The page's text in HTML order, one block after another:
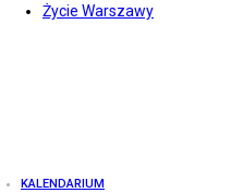
Życie Warszawy
KALENDARIUM